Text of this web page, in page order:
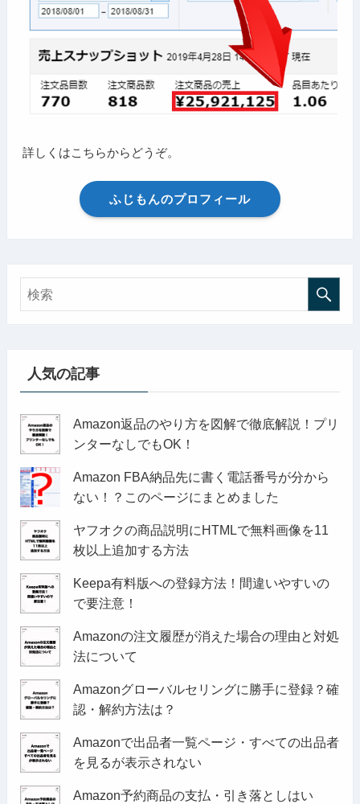
詳しくはこちらからどうぞ。
ふじもんのプロフィール
人気の記事
Amazon返品のやり方を図解で徹底解説！プリ
ンターなしでもOK！
Amazon FBA納品先に書く電話番号が分から
ない！？このページにまとめました
ヤフオクの商品説明にHTMLで無料画像を11
枚以上追加する方法
Keepa有料版への登録方法！間違いやすいの
で要注意！
Amazonの注文履歴が消えた場合の理由と対処
法について
Amazonグローバルセリングに勝手に登録？確
認・解約方法は？
Amazonで出品者一覧ページ・すべての出品者
を見るが表示されない
Amazon予約商品の支払・引き落としはい